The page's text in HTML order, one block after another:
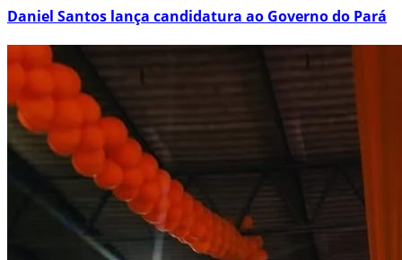
Daniel Santos lança candidatura ao Governo do Pará